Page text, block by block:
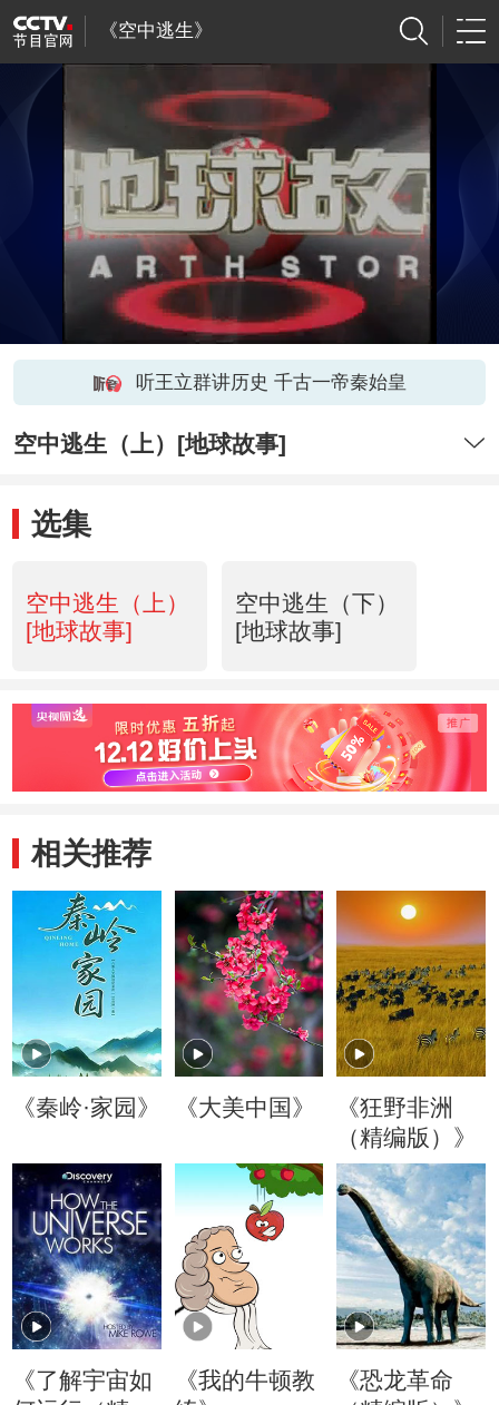
《空中逃生》
听王立群讲历史 千古一帝秦始皇
空中逃生（上）[地球故事]
选集
空中逃生（上）
[地球故事]
空中逃生（下）
[地球故事]
相关推荐
《秦岭·家园》 《大美中国》
《狂野非洲
（精编版）》
《了解宇宙如
《我的牛顿教
《恐龙革命